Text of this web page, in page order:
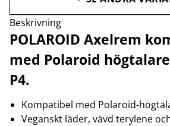
Beskrivning
POLAROID Axelrem
med Polaroid högtalare
P4.
Kompatibel med Polaroid-
Veganskt läder, vävd terylene